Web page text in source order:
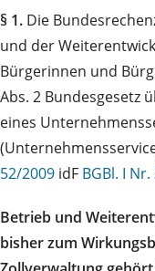
§ 1. Die
und der
Bürgerinnen und
Abs. 2 Bundesgesetz
eines
52/2009 idF BGBl. I
Betrieb und
bisher zum